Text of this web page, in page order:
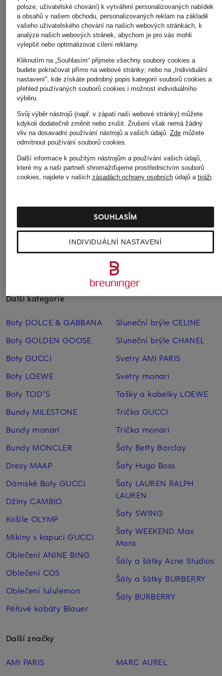
7 for all mankind
Džíny s širokými
nohavicemi LOTTA
6 190 Kč
MAC
Džíny se širokými
nohavicemi
1 610 Kč
Nejnižší cena:
Široké džíny
6 750 Kč
Další kategorie
Boty DOLCE & GABBANA
Boty GOLDEN GOOSE
Boty GUCCI
Boty LOEWE
Boty TOD'S
Bundy MILESTONE
Bundy monari
Bundy MONCLER
Dresy MAAP
Dámské Boty GUCCI
Džíny CAMBIO
Košile OLYMP
Mikiny s kapucí GUCCI
Oblečení ANINE BING
Oblečení COS
Oblečení lululemon
Péřové kabáty Blauer
Sluneční brýle CELINE
Sluneční brýle CHANEL
Svetry AMI PARIS
Svetry monari
Tašky a kabelky LOEWE
Trička GUCCI
Trička monari
Šaty Betty Barclay
Šaty Hugo Boss
Šaty LAUREN RALPH
LAUREN
Šaty SWING
Šaty WEEKEND Max
Mara
Šály a šátky Acne Studios
Šály a šátky BURBERRY
Šály BURBERRY
Další značky
AMI PARIS
MARC AUREL
poloze, uživatelské chování) k vytváření personalizovaných nabídek
a obsahů v našem obchodu, personalizovaných reklam na základě
vašeho uživatelského chování na našich webových stránkách, k
analýze našich webových stránek, abychom je pro vás mohli
vylepšit nebo optimalizovat cílení reklamy.
Kliknutím na „Souhlasím“ přijmete všechny soubory cookies a
budete pokračovat přímo na webové stránky; nebo na „Individuální
nastavení“, kde získáte podrobný popis kategorií souborů cookies a
přehled používaných souborů cookies i možnost individuálního
výběru.
Svůj výběr nástrojů (např. v zápatí naší webové stránky) můžete
kdykoli dodatečně změnit nebo zrušit. Zrušení však nemá žádný
vliv na dosavadní používání nástrojů a vašich údajů. Zdemůžete
odmítnout používání souborů cookies.
Další informace k použitým nástrojům a používání vašich údajů,
které my a naši partneři shromažďujeme prostřednictvím souborů
cookies, najdete v našich zásadách ochrany osobníchúdajů a tiráži.
INDIVIDUÁLNÍ NASTAVENÍ
SOUHLASÍM